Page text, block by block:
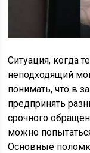
Ситуация, когда
неподходящий
понимать, что в
предпринять
срочного
можно
Основные